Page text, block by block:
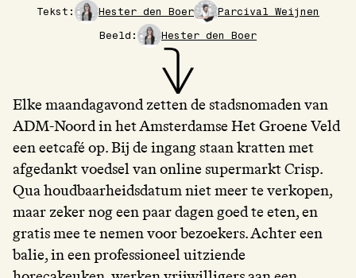
Tekst:
Hester den Boer
Parcival Weijnen
Beeld:
Hester den Boer
Elke maandagavond zetten de stadsnomaden van
ADM-Noord in het Amsterdamse Het Groene Veld
een eetcafé op. Bij de ingang staan kratten met
afgedankt voedsel van online supermarkt Crisp.
Qua houdbaarheidsdatum niet meer te verkopen,
maar zeker nog een paar dagen goed te eten, en
gratis mee te nemen voor bezoekers. Achter een
balie, in een professioneel uitziende